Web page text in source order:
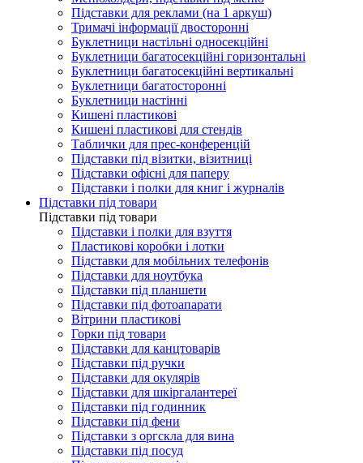
Підставки для реклами (на 1 аркуш)
Тримачі інформації двосторонні
Буклетници настільні односекційні
Буклетници багатосекційні горизонтальні
Буклетници багатосекційні вертикальні
Буклетници багатосторонні
Буклетници настінні
Кишені пластикові
Кишені пластикові для стендів
Таблички для прес-конференцій
Підставки під візитки, візитниці
Підставки офісні для паперу
Підставки і полки для книг і журналів
Підставки під товари
Підставки під товари
Підставки і полки для взуття
Пластикові коробки і лотки
Підставки для мобільних телефонів
Підставки для ноутбука
Підставки під планшети
Підставки під фотоапарати
Вітрини пластикові
Горки під товари
Підставки для канцтоварів
Підставки під ручки
Підставки для окулярів
Підставки для шкіргалантереї
Підставки під годинник
Підставки під фени
Підставки з оргскла для вина
Підставки під посуд